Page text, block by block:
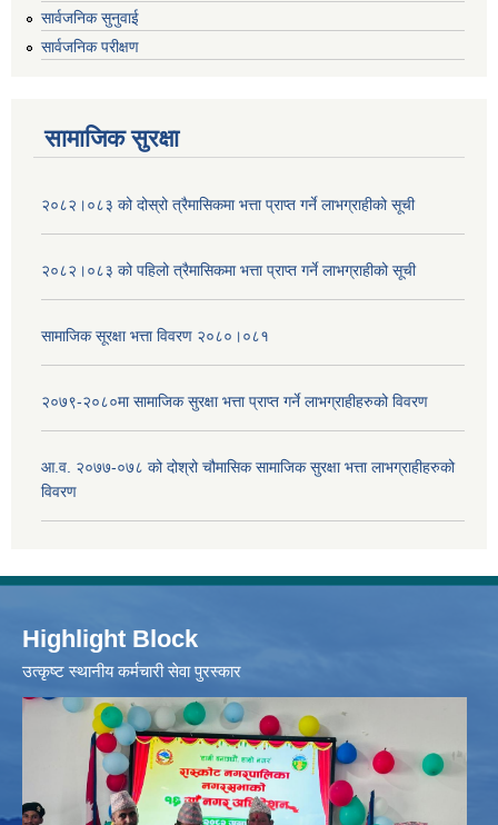
सार्वजनिक सुनुवाई
सार्वजनिक परीक्षण
सामाजिक सुरक्षा
२०८२।०८३ को दोस्रो त्रैमासिकमा भत्ता प्राप्‍त गर्ने लाभग्राहीको सूची
२०८२।०८३ को पहिलो त्रैमासिकमा भत्ता प्राप्‍त गर्ने लाभग्राहीको सूची
सामाजिक सूरक्षा भत्ता विवरण २०८०।०८१
२०७९-२०८०मा सामाजिक सुरक्षा भत्ता प्राप्त गर्ने लाभग्राहीहरुको विवरण
आ.व. २०७७-०७८ को दोश्रो चौमासिक सामाजिक सुरक्षा भत्ता लाभग्राहीहरुको
विवरण
Highlight Block
उत्‍कृष्ट स्थानीय कर्मचारी सेवा पुरस्कार